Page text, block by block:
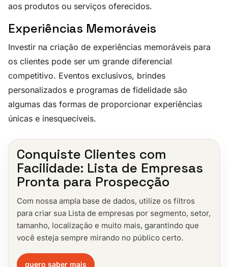
aos produtos ou serviços oferecidos.
Experiências Memoráveis
Investir na criação de experiências memoráveis para
os clientes pode ser um grande diferencial
competitivo. Eventos exclusivos, brindes
personalizados e programas de fidelidade são
algumas das formas de proporcionar experiências
únicas e inesquecíveis.
Conquiste Clientes com
Facilidade: Lista de Empresas
Pronta para Prospecção
Com nossa ampla base de dados, utilize os filtros
para criar sua Lista de empresas por segmento, setor,
tamanho, localização e muito mais, garantindo que
você esteja sempre mirando no público certo.
quero saber mais